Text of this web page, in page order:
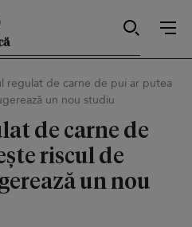
regulat de carne de pui ar putea
un nou studiu
de carne de
riscul de
un nou